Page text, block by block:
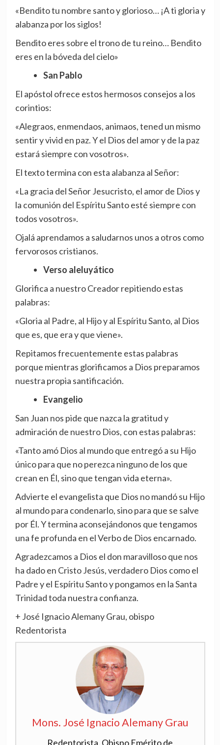
«Bendito tu nombre santo y glorioso… ¡A ti gloria y
alabanza por los siglos!
Bendito eres sobre el trono de tu reino… Bendito
eres en la bóveda del cielo»
San Pablo
El apóstol ofrece estos hermosos consejos a los
corintios:
«Alegraos, enmendaos, animaos, tened un mismo
sentir y vivid en paz. Y el Dios del amor y de la paz
estará siempre con vosotros».
El texto termina con esta alabanza al Señor:
«La gracia del Señor Jesucristo, el amor de Dios y
la comunión del Espíritu Santo esté siempre con
todos vosotros».
Ojalá aprendamos a saludarnos unos a otros como
fervorosos cristianos.
Verso aleluyático
Glorifica a nuestro Creador repitiendo estas
palabras:
«Gloria al Padre, al Hijo y al Espíritu Santo, al Dios
que es, que era y que viene».
Repitamos frecuentemente estas palabras
porque mientras glorificamos a Dios preparamos
nuestra propia santificación.
Evangelio
San Juan nos pide que nazca la gratitud y
admiración de nuestro Dios, con estas palabras:
«Tanto amó Dios al mundo que entregó a su Hijo
único para que no perezca ninguno de los que
crean en Él, sino que tengan vida eterna».
Advierte el evangelista que Dios no mandó su Hijo
al mundo para condenarlo, sino para que se salve
por Él. Y termina aconsejándonos que tengamos
una fe profunda en el Verbo de Dios encarnado.
Agradezcamos a Dios el don maravilloso que nos
ha dado en Cristo Jesús, verdadero Dios como el
Padre y el Espíritu Santo y pongamos en la Santa
Trinidad toda nuestra confianza.
+ José Ignacio Alemany Grau, obispo
Redentorista
Mons. José Ignacio Alemany Grau
Redentorista. Obispo Emérito de